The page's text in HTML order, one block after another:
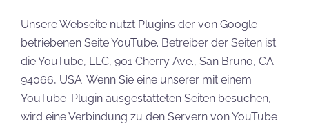
Unsere Webseite nutzt Plugins der von Google
betriebenen Seite YouTube. Betreiber der Seiten ist
die YouTube, LLC, 901 Cherry Ave., San Bruno, CA
94066, USA. Wenn Sie eine unserer mit einem
YouTube-Plugin ausgestatteten Seiten besuchen,
wird eine Verbindung zu den Servern von YouTube